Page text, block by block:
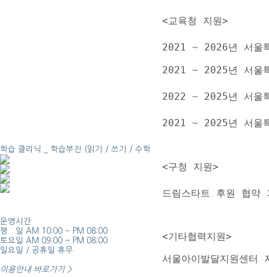
<교육청 지원>
2021 ~ 2026년 서울
2021 ~ 2025년 서울
2022 ~ 2025년 서울특
2021 ~ 2025년 서울
<구청 지원>
드림스타트 후원 협약
  <기타협력지원>
서울아이발달지원센터
학습 클리닉 _ 학습부진 (읽기 / 쓰기 / 수학)
운영시간
평 일 AM 10:00 ~ PM 08:00
토요일 AM 09:00 ~ PM 08:00
일요일 / 공휴일 휴무
이용안내 바로가기 >
방문 전 지
수 있습니다.